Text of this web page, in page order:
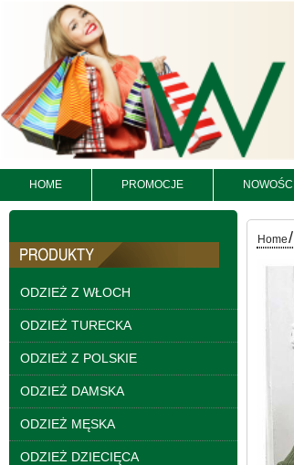
HOME PROMOCJE NOWOŚCI
ODZIEŻ Z WŁOCH
ODZIEŻ TURECKA
ODZIEŻ Z POLSKIE
ODZIEŻ DAMSKA
ODZIEŻ MĘSKA
ODZIEŻ DZIECIĘCA
Spodnie damskie
jeansy Roz 25-30, 1
Kolor Paczka 10 szt
61.00 zł
szczegóły
Home/